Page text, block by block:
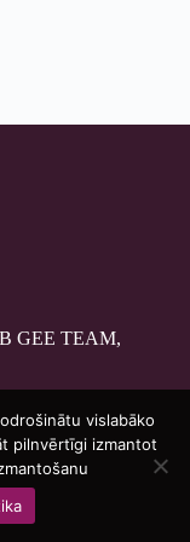
GEE TEAM,
vislabāko
pilnvērtīgi izmantot